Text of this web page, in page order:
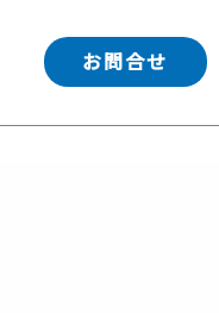
お問合せ